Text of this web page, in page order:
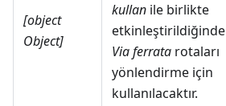
[object
Object]
kullan ile birlikte
etkinleştirildiğinde
Via ferrata rotaları
yönlendirme için
kullanılacaktır.